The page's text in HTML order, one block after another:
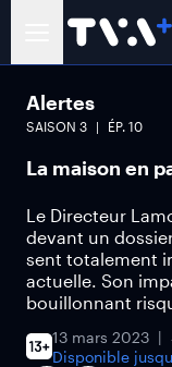
Alertes
SAISON 3 ÉP. 10
La maison en
Le Directeur
devant un
sent totalement
actuelle. Son
bouillonnant
13 mars 2023
Disponible